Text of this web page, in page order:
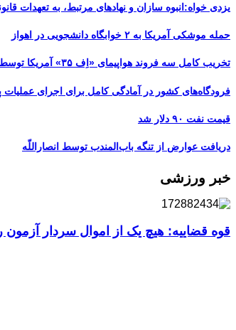
یزدی خواه:انبوه سازان و نهادهای مرتبط، به تعهدات
حمله موشکی آمریکا به ۲ خوابگاه دانشجویی در اهواز
تخریب کامل سه فروند هواپیمای «اِف ۳۵» آمریکا توسط سپاه
فرودگاه‌های کشور در آمادگی کامل برای اجرای عملیات
قیمت نفت ۹۰ دلار شد
دریافت عوارض از تنگه باب‌المندب توسط انصاراللّه
خبر ورزشی
قوه قضاییه: هیچ یک از اموال سردار